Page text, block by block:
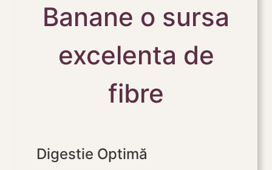
Banane o sursa
excelenta de
fibre
Digestie Optimă